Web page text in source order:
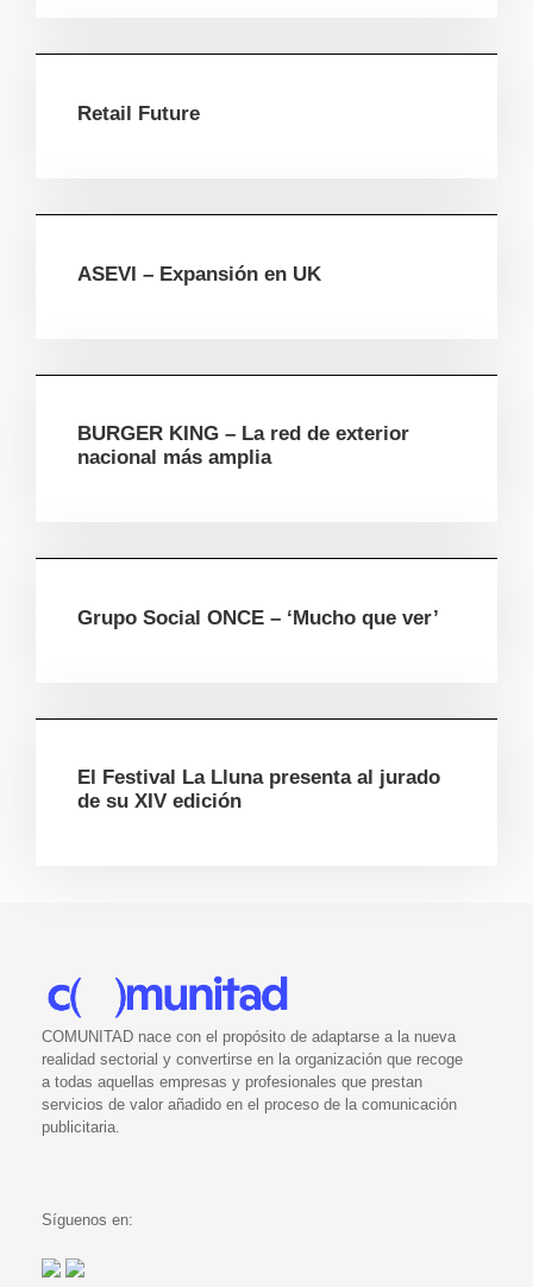
Retail Future
ASEVI – Expansión en UK
BURGER KING – La red de exterior
nacional más amplia
Grupo Social ONCE – ‘Mucho que ver’
El Festival La Lluna presenta al jurado
de su XIV edición
COMUNITAD nace con el propósito de adaptarse a la nueva
realidad sectorial y convertirse en la organización que recoge
a todas aquellas empresas y profesionales que prestan
servicios de valor añadido en el proceso de la comunicación
publicitaria.
Síguenos en: